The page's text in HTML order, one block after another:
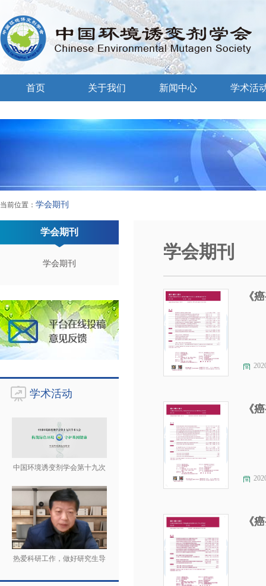
首页 关于我们 新闻中心 学术活
当前位置： 学会期刊
学会期刊
学会期刊
学术活动
中国环境诱变剂学会第十九次
热爱科研工作，做好研究生导
学会期刊
《
《
《